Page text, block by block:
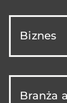
Biznes
Branża